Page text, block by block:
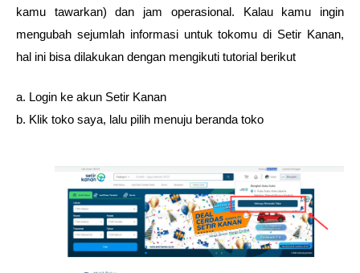
kamu tawarkan) dan jam operasional. Kalau kamu ingin
mengubah sejumlah informasi untuk tokomu di Setir Kanan,
hal ini bisa dilakukan dengan mengikuti tutorial berikut
a. Login ke akun Setir Kanan
b. Klik toko saya, lalu pilih menuju beranda toko